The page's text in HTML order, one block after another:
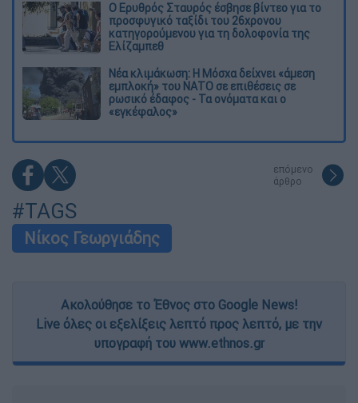
Ο Ερυθρός Σταυρός έσβησε βίντεο για το
προσφυγικό ταξίδι του 26χρονου
κατηγορούμενου για τη δολοφονία της
Ελίζαμπεθ
Νέα κλιμάκωση: Η Μόσχα δείχνει «άμεση
εμπλοκή» του ΝΑΤΟ σε επιθέσεις σε
ρωσικό έδαφος - Τα ονόματα και ο
«εγκέφαλος»
επόμενο
άρθρο
#TAGS
Νίκος Γεωργιάδης
Ακολούθησε το Έθνος στο Google News!
Live όλες οι εξελίξεις λεπτό προς λεπτό, με την
υπογραφή του www.ethnos.gr